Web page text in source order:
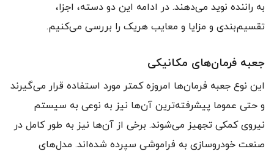
به راننده نوید می‌دهند. در ادامه این دو دسته، اجزا،
تقسیم‌بندی و مزایا و معایب هریک‌ را بررسی می‌کنیم.
جعبه فرمان‌های مکانیکی
این نوع جعبه فرمان‌ها امروزه کمتر مورد استفاده قرار می‌گیرند
و حتی عموما پیشرفته‌ترین آن‌ها نیز به نوعی به سیستم
نیروی کمکی تجهیز می‌شوند. برخی از آن‌ها نیز به طور کامل در
صنعت خودروسازی به فراموشی سپرده شده‌اند. مدل‌های